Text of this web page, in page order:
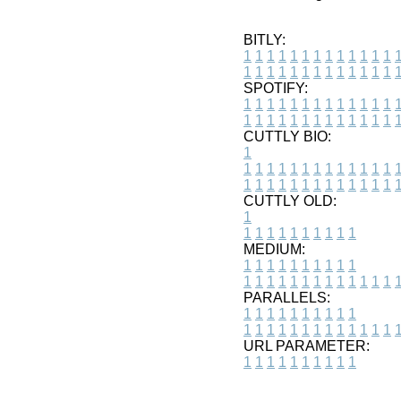
BITLY:
1 1 1 1 1 1 1 1 1 1 1 1 1 1
1 1 1 1 1 1 1 1 1 1 1 1 1 1
SPOTIFY:
1 1 1 1 1 1 1 1 1 1 1 1 1 1
1 1 1 1 1 1 1 1 1 1 1 1 1 1
CUTTLY BIO:
1
1 1 1 1 1 1 1 1 1 1 1 1 1 1
1 1 1 1 1 1 1 1 1 1 1 1 1 1
CUTTLY OLD:
1
1 1 1 1 1 1 1 1 1 1
MEDIUM:
1 1 1 1 1 1 1 1 1 1
1 1 1 1 1 1 1 1 1 1 1 1 1 1
PARALLELS:
1 1 1 1 1 1 1 1 1 1
1 1 1 1 1 1 1 1 1 1 1 1 1 1
URL PARAMETER:
1 1 1 1 1 1 1 1 1 1